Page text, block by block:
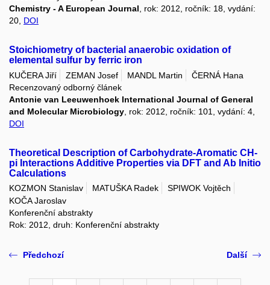
Chemistry - A European Journal, rok: 2012, ročník: 18, vydání:
20, DOI
Stoichiometry of bacterial anaerobic oxidation of
elemental sulfur by ferric iron
KUČERA Jiří ZEMAN Josef MANDL Martin
ČERNÁ Hana
Recenzovaný odborný článek
Antonie van Leeuwenhoek International Journal of General
and Molecular Microbiology , rok: 2012, ročník: 101, vydání: 4,
DOI
Theoretical Description of Carbohydrate-Aromatic CH-
pi Interactions Additive Properties via DFT and Ab Initio
Calculations
KOZMON Stanislav MATUŠKA Radek
SPIWOK Vojtěch
KOČA Jaroslav
Konferenční abstrakty
Rok: 2012, druh: Konferenční abstrakty
Předchozí Další